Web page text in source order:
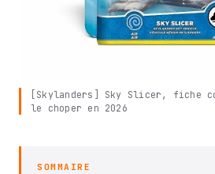
[Skylanders] Sky Slicer, fiche
le choper en 2026
SOMMAIRE